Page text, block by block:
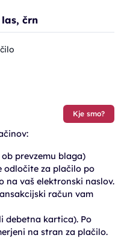
črn
Kje smo?
prevzemu blaga)
odločite za plačilo po
na vaš elektronski naslov.
račun vam
debetna kartica). Po
na stran za plačilo.